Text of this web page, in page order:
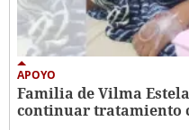
APOYO
Familia de Vilma
continuar tratamiento